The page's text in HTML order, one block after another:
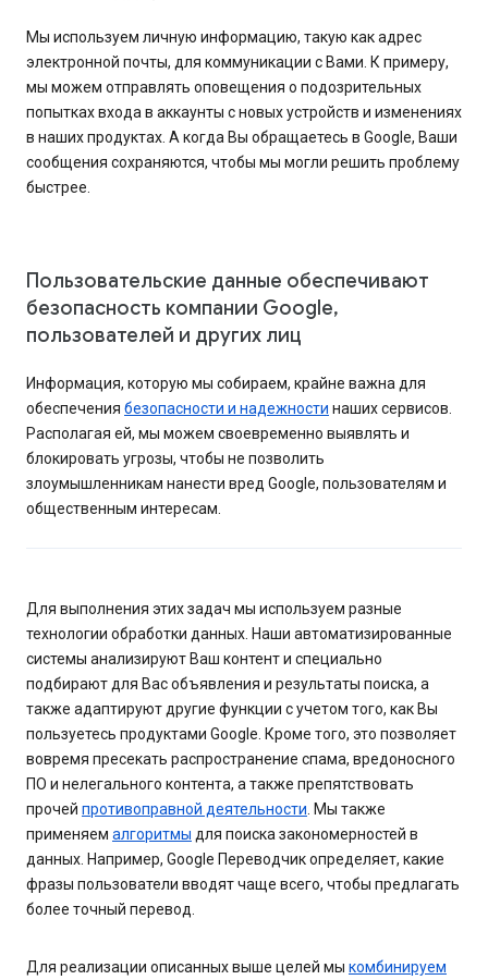
Мы используем личную информацию, такую как адрес
электронной почты, для коммуникации с Вами. К примеру,
мы можем отправлять оповещения о подозрительных
попытках входа в аккаунты с новых устройств и изменениях
в наших продуктах. А когда Вы обращаетесь в Google, Ваши
сообщения сохраняются, чтобы мы могли решить проблему
быстрее.
Пользовательские данные обеспечивают
безопасность компании Google,
пользователей и других лиц
Информация, которую мы собираем, крайне важна для
обеспечения безопасности и надежности наших сервисов.
Располагая ей, мы можем своевременно выявлять и
блокировать угрозы, чтобы не позволить
злоумышленникам нанести вред Google, пользователям и
общественным интересам.
Для выполнения этих задач мы используем разные
технологии обработки данных. Наши автоматизированные
системы анализируют Ваш контент и специально
подбирают для Вас объявления и результаты поиска, а
также адаптируют другие функции с учетом того, как Вы
пользуетесь продуктами Google. Кроме того, это позволяет
вовремя пресекать распространение спама, вредоносного
ПО и нелегального контента, а также препятствовать
прочей противоправной деятельности . Мы также
применяем алгоритмы для поиска закономерностей в
данных. Например, Google Переводчик определяет, какие
фразы пользователи вводят чаще всего, чтобы предлагать
более точный перевод.
Для реализации описанных выше целей мы комбинируем